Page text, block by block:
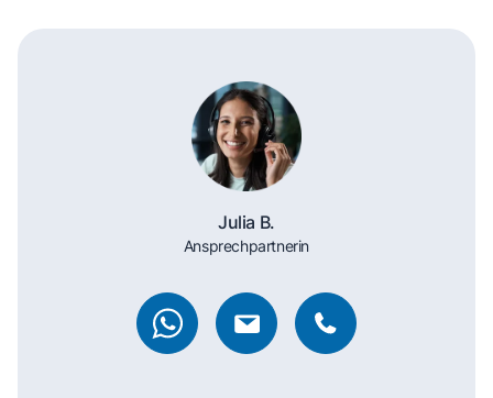
Julia B.
Ansprechpartnerin